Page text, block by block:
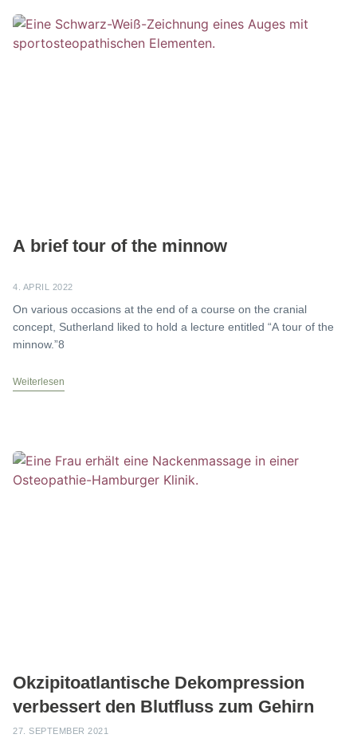
A brief tour of the minnow
4. APRIL 2022
On various occasions at the end of a course on the cranial
concept, Sutherland liked to hold a lecture entitled “A tour of the
minnow.”8
Weiterlesen
Okzipitoatlantische Dekompression
verbessert den Blutfluss zum Gehirn
27. SEPTEMBER 2021